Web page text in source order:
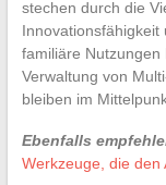
stechen durch die
Innovationsfähigkeit
familiäre Nutzungen
Verwaltung von
bleiben im
Ebenfalls
Werkzeuge, die den